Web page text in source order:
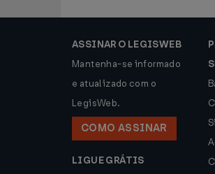
ASSINAR O LEGISWEB
Mantenha-se informado
e atualizado com o
LegisWeb.
COMO ASSINAR
LIGUE GRÁTIS